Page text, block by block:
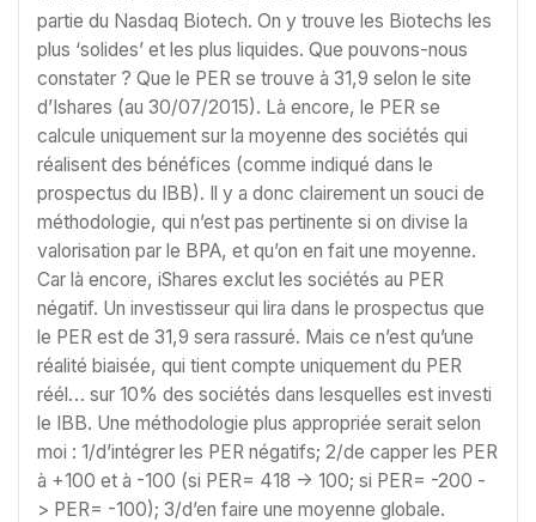
partie du Nasdaq Biotech. On y trouve les Biotechs les
plus ‘solides’ et les plus liquides. Que pouvons-nous
constater ? Que le PER se trouve à 31,9 selon le site
d’Ishares (au 30/07/2015). Là encore, le PER se
calcule uniquement sur la moyenne des sociétés qui
réalisent des bénéfices (comme indiqué dans le
prospectus du IBB). Il y a donc clairement un souci de
méthodologie, qui n’est pas pertinente si on divise la
valorisation par le BPA, et qu’on en fait une moyenne.
Car là encore, iShares exclut les sociétés au PER
négatif. Un investisseur qui lira dans le prospectus que
le PER est de 31,9 sera rassuré. Mais ce n’est qu’une
réalité biaisée, qui tient compte uniquement du PER
réél… sur 10% des sociétés dans lesquelles est investi
le IBB. Une méthodologie plus appropriée serait selon
moi : 1/d’intégrer les PER négatifs; 2/de capper les PER
à +100 et à -100 (si PER= 418 -> 100; si PER= -200 -
> PER= -100); 3/d’en faire une moyenne globale.